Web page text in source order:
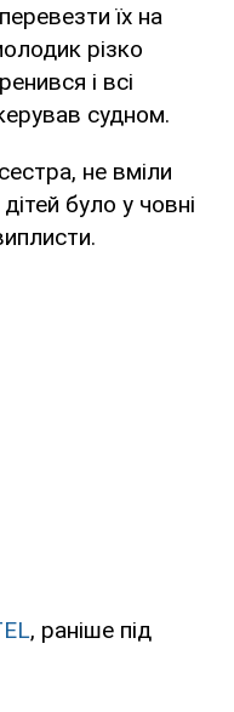
їх на
різко
і всі
судном.
не вміли
було у човні
, раніше під